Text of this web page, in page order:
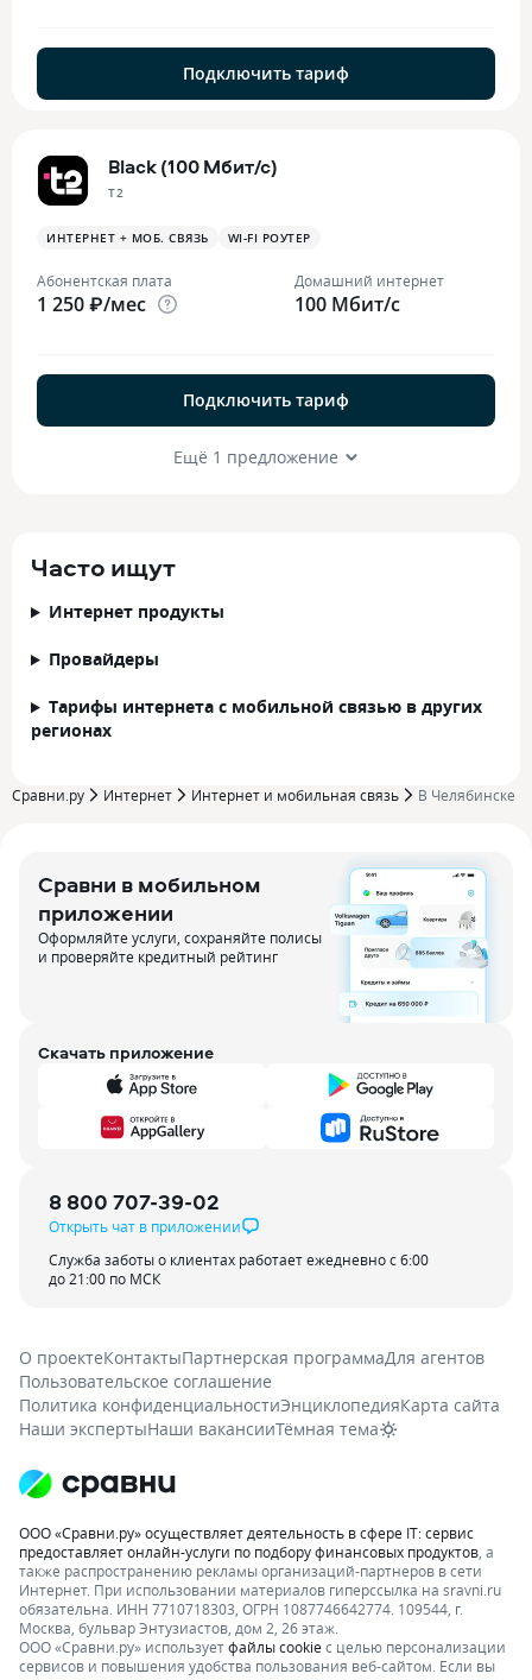
Подключить тариф
Black (100 Мбит/с)
T2
ИНТЕРНЕТ + МОБ. СВЯЗЬ WI-FI РОУТЕР
Абонентская плата
1 250 ₽/мес
Домашний интернет
100 Мбит/с
Подключить тариф
Ещё 1 предложение
Часто ищут
Интернет продукты
Провайдеры
Тарифы интернета с мобильной связью в других
регионах
Сравни.ру Интернет Интернет и мобильная связь В Челябинске
Сравни в мобильном
приложении
Оформляйте услуги, сохраняйте полисы
и проверяйте кредитный рейтинг
Скачать приложение
8 800 707-39-02
Открыть чат в приложении
Служба заботы о клиентах работает ежедневно с 6:00
до 21:00 по МСК
О проектеКонтактыПартнерская программаДля агентов
Пользовательское соглашение
Политика конфиденциальностиЭнциклопедияКарта сайта
Наши экспертыНаши вакансииТёмная тема
ООО «Сравни.ру» осуществляет деятельность в сфере IT: сервис
предоставляет онлайн-услуги по подбору финансовых продуктов, а
также распространению рекламы организаций-партнеров в сети
Интернет. При использовании материалов гиперссылка на sravni.ru
обязательна. ИНН 7710718303, ОГРН 1087746642774. 109544, г.
Москва, бульвар Энтузиастов, дом 2, 26 этаж.
ООО «Сравни.ру» используетфайлы cookieс целью персонализации
сервисов и повышения удобства пользования веб-сайтом. Если вы